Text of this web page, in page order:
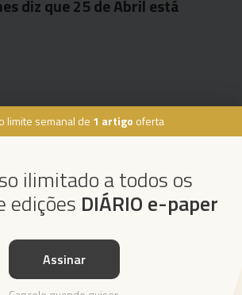
limite semanal de 1 artigo oferta
ilimitado a todos os
edições DIÁRIO e-paper
Assinar
diz que 25 de Abril está
291 202 300
Instale a nossa App
Da espada às curtas
×